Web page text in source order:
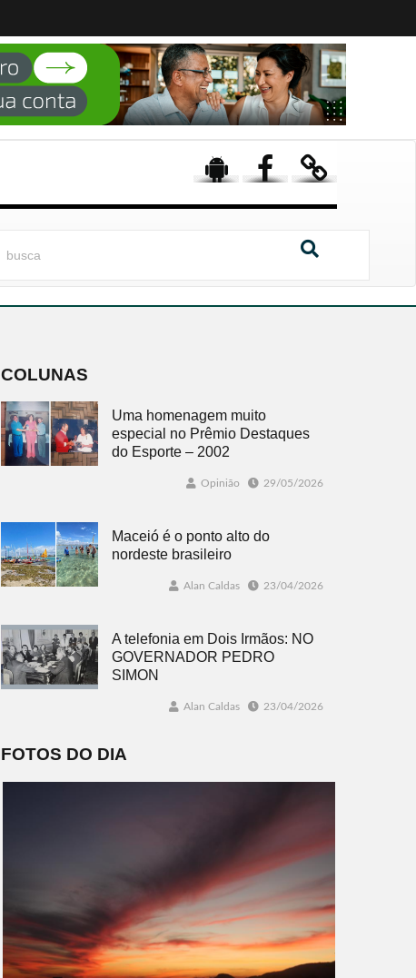
COLUNAS
Uma homenagem muito
especial no Prêmio Destaques
do Esporte – 2002
Opinião 29/05/2026
Maceió é o ponto alto do
nordeste brasileiro
Alan Caldas 23/04/2026
A telefonia em Dois Irmãos: NO
GOVERNADOR PEDRO
SIMON
Alan Caldas 23/04/2026
FOTOS DO DIA